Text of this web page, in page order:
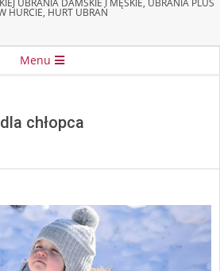
UBRANIA DAMSKIE I MĘSKIE, UBRANIA PLUS
HURCIE, HURT UBRAŃ
Menu
dla chłopca